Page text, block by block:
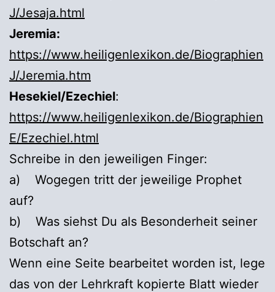
J/Jesaja.html
Jeremia:
https://www.heiligenlexikon.de/Biographien
J/Jeremia.htm
Hesekiel/Ezechiel:
https://www.heiligenlexikon.de/Biographien
E/Ezechiel.html
Schreibe in den jeweiligen Finger:
a) Wogegen tritt der jeweilige Prophet
auf?
b) Was siehst Du als Besonderheit seiner
Botschaft an?
Wenn eine Seite bearbeitet worden ist, lege
das von der Lehrkraft kopierte Blatt wieder